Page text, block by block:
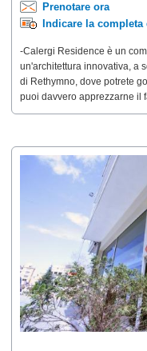
Prenotare ora
Indicare la
-Calergi Residence è un
un'architettura innovativa, a
di Rethymno, dove potrete
puoi davvero apprezzarne il